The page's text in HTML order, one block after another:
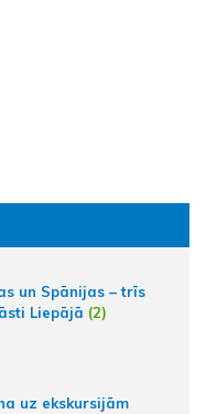
un Spānijas – trīs
Liepājā (2)
uz ekskursijām